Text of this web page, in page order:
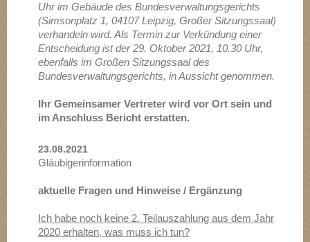
Uhr im Gebäude des Bundesverwaltungsgerichts
(Simsonplatz 1, 04107 Leipzig, Großer Sitzungssaal)
verhandeln wird. Als Termin zur Verkündung einer
Entscheidung ist der 29. Oktober 2021, 10.30 Uhr,
ebenfalls im Großen Sitzungssaal des
Bundesverwaltungsgerichts, in Aussicht genommen.
Ihr Gemeinsamer Vertreter wird vor Ort sein und
im Anschluss Bericht erstatten.
23.08.2021
Gläubigerinformation
aktuelle Fragen und Hinweise / Ergänzung
Ich habe noch keine 2. Teilauszahlung aus dem Jahr
2020 erhalten, was muss ich tun?